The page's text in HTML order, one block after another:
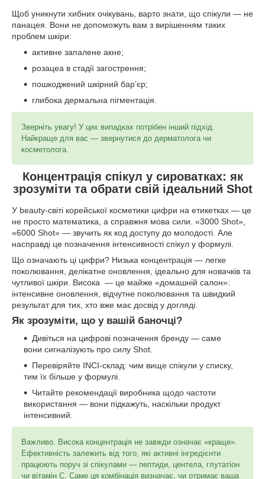
Щоб уникнути хибних очікувань, варто знати, що спікули — не
панацея. Вони не допоможуть вам з вирішенням таких
проблем шкіри:
активне запалене акне;
розацеа в стадії загострення;
пошкоджений шкірний барʼєр;
глибока дермальна пігментація.
Зверніть увагу! У цих випадках потрібен інший підхід.
Найкраще для вас — звернутися до дерматолога чи
косметолога.
Концентрація спікул у сироватках: як
зрозуміти та обрати свій ідеальний Shot
У beauty-світі корейської косметики цифри на етикетках — це
не просто математика, а справжня мова сили. «3000 Shot»,
«6000 Shot» — звучить як код доступу до молодості. Але
насправді це позначення інтенсивності спікул у формулі.
Що означають ці цифри? Низька концентрація — легке
поколювання, делікатне оновлення, ідеально для новачків та
чутливої шкіри. Висока — це майже «домашній салон»:
інтенсивне оновлення, відчутне поколювання та швидкий
результат для тих, хто вже має досвід у догляді.
Як зрозуміти, що у вашій баночці?
Дивіться на цифрові позначення бренду — саме
вони сигналізують про силу Shot.
Перевіряйте INCI-склад: чим вище спікули у списку,
тим їх більше у формулі.
Читайте рекомендації виробника щодо частоти
використання — вони підкажуть, наскільки продукт
інтенсивний.
Важливо. Висока концентрація не завжди означає «краще».
Ефективність залежить від того, які активні інгредієнти
працюють поруч зі спікулами — пептиди, центела, глутатіон
чи вітамін С. Саме ця комбінація визначає, чи отримає ваша